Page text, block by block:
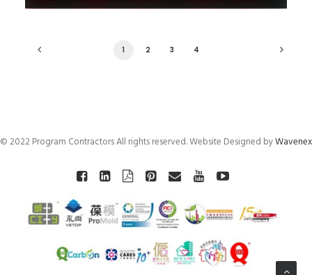
1 2 3 4
© 2022 Program Contractors All rights reserved. Website Designed byWavenex